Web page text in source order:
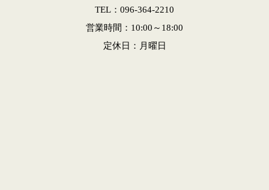
TEL：096-364-2210
営業時間：10:00～18:00
定休日：月曜日